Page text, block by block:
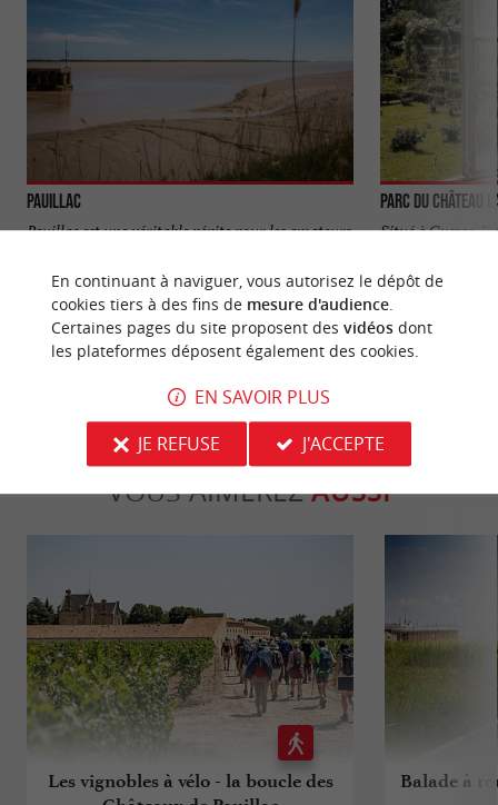
Pauillac
Pauillac est une véritable pépite pour les amateurs
gauche ...
40 m - Pauillac
Parc du Château
Situé à Cussac-
un espace vert ...
8,4 km -
VOUS AIMEREZAUSSI
Les vignobles à vélo - la boucle des
Balade à
En continuant à naviguer, vous autorisez le dépôt de
cookies tiers à des fins de mesure d'audience.
Certaines pages du site proposent des vidéosdont
les plateformes déposent également des cookies.
EN SAVOIR PLUS
JE REFUSE
J'ACCEPTE